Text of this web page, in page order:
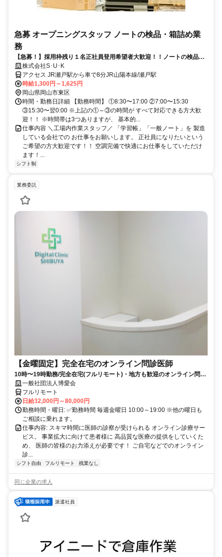
急募 オープニングスタッフ ノートの検品・箱詰め業
務
【急募！】採用枠残り１名正社員登用希望者大歓迎！！ノートの検品・
梱包業務
株式会社S･U･K
アクセス JR瀬戸駅から車で8分JR山陽本線/瀬戸駅
時給1,300円～1,625円
岡山県岡山市東区
時間・勤務日詳細 【勤務時間】 ①8:30〜17:00 ②7:00〜15:30
③15:30〜翌0:00 ※上記の①～③の時間が すべて対応できる方大歓
迎！！ ※時間帯は3つありますが、 基本的...
仕事内容 ＼工場内作業スタッフ／ 「学習帳」「一般ノート」を 製造
している会社での お仕事をお願いします。 正社員になりたいという
ご希望の方大歓迎です！！ 空調完備で快適にお仕事をしていただけ
ます！...
シフト制
業務委託
【金曜固定】完全在宅のオンライン問診医師
10時〜19時勤務/完全在宅(フルリモート)・地方も歓迎のオンライン問診
業務一般社団法人博愛会
フルリモート
日給32,000円～80,000円
勤務時間・曜日: ✅勤務時間 毎週金曜日 10:00～19:00 ※他の曜日も
ご相談に乗れます。
仕事内容: スキマ時間に医師の診察が受けられる オンライン診療サー
ビス。 事業拡大に向けて患者様に 高品質な医療の提供をしていくた
め、 医師の皆様のお力添えが必要です！ ご自宅などでのオンライン
診...
シフト自由 フルリモート 残業なし
同じ企業の求人
派遣社員